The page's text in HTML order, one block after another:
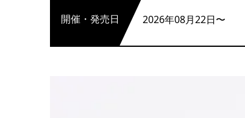
開催・発売日 2026年08月22日〜